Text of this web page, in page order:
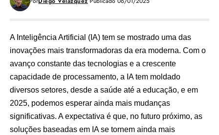
A Inteligência Artificial (IA) tem se mostrado uma das
inovações mais transformadoras da era moderna. Com o
avanço constante das tecnologias e a crescente
capacidade de processamento, a IA tem moldado
diversos setores, desde a saúde até a educação, e em
2025, podemos esperar ainda mais mudanças
significativas. A expectativa é que, no futuro próximo, as
soluções baseadas em IA se tornem ainda mais